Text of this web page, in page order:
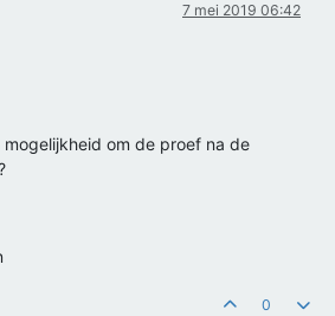
7 mei 2019 06:42
om de proef na de
0